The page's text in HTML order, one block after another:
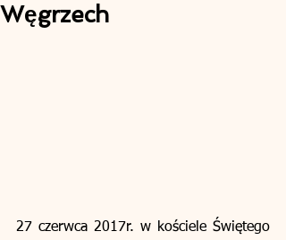
Węgrzech
27 czerwca 2017r. w kościele Świętego